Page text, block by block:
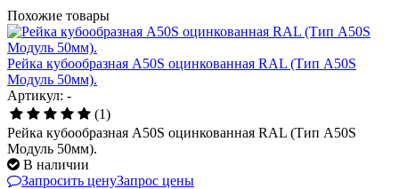
Похожие товары
Рейка кубообразная A50S оцинкованная RAL (Тип A50S
Модуль 50мм).
Артикул: -
(1)
Рейка кубообразная A50S оцинкованная RAL (Тип A50S
Модуль 50мм).
В наличии
Запросить ценуЗапрос цены